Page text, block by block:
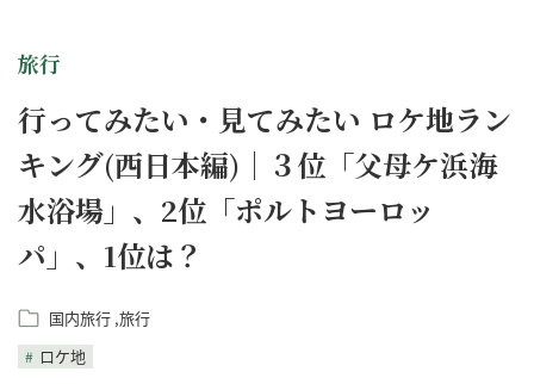
旅行
行ってみたい・見てみたい ロケ地ラン
キング(西日本編)｜３位「父母ケ浜海
水浴場」、2位「ポルトヨーロッ
パ」、1位は？
国内旅行 旅行
ロケ地